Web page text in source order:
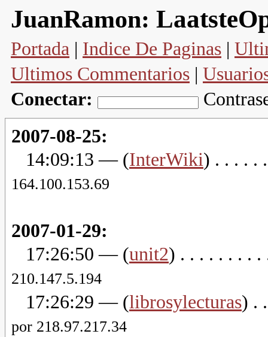
JuanRamon:
Portada | Indice De Paginas |
Ultimos Commentarios |
Conectar:
2007-08-25:
14:09:13 — (InterWiki) . . . . .
164.100.153.69
2007-01-29:
17:26:50 — (unit2) . . . . . . . .
210.147.5.194
17:26:29 — (librosylecturas) .
por 218.97.217.34